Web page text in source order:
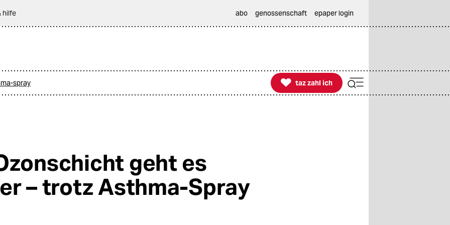
hilfe abo genossenschaft epaper login
spray 
taz zahl ich
taz zahl ich
geht es
– trotz Asthma-Spray